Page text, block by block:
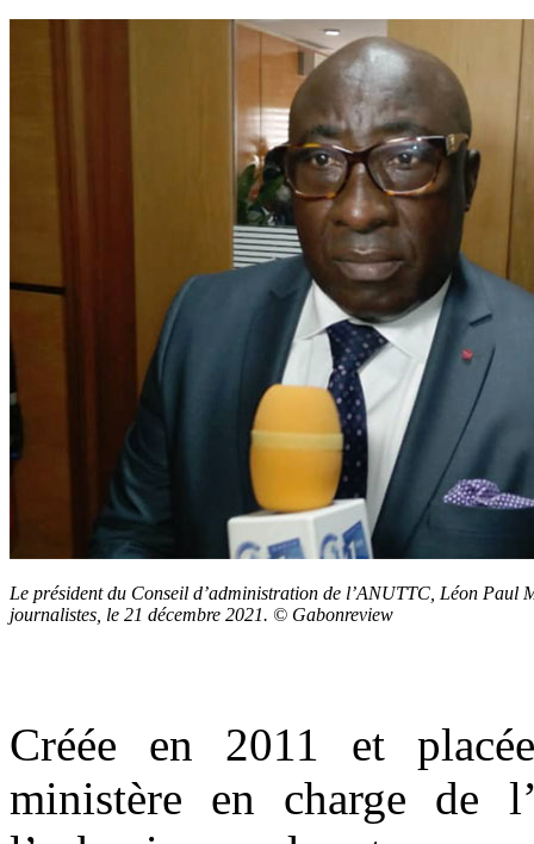
Le président du Conseil d’administration de l’ANUTTC, Léon Paul
journalistes, le 21 décembre 2021. © Gabonreview
Créée en 2011 et
ministère en charge de